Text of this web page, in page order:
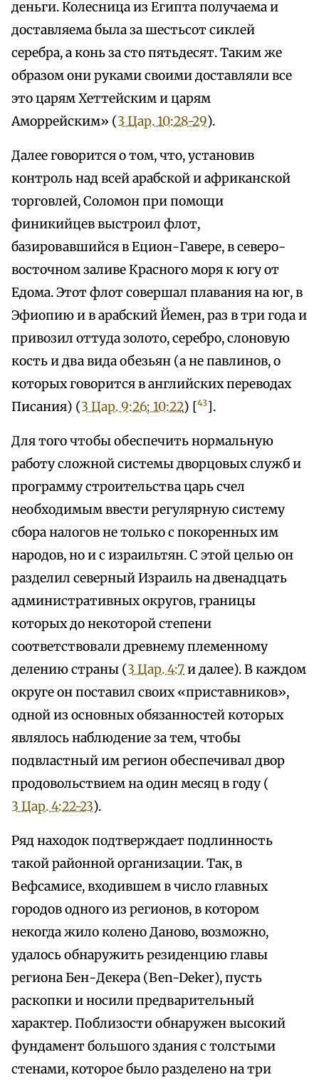
деньги. Колесница из Египта получаема и
доставляема была за шестьсот сиклей
серебра, а конь за сто пятьдесят. Таким же
образом они руками своими доставляли все
это царям Хеттейским и царям
Аморрейским» (3 Цар. 10:28-29).
Далее говорится о том, что, установив
контроль над всей арабской и африканской
торговлей, Соломон при помощи
финикийцев выстроил флот,
базировавшийся в Ецион-Гавере, в северо-
восточном заливе Красного моря к югу от
Едома. Этот флот совершал плавания на юг, в
Эфиопию и в арабский Йемен, раз в три года и
привозил оттуда золото, серебро, слоновую
кость и два вида обезьян (а не павлинов, о
которых говорится в английских переводах
Писания) (3 Цар. 9:26; 10:22) [43].
Для того чтобы обеспечить нормальную
работу сложной системы дворцовых служб и
программу строительства царь счел
необходимым ввести регулярную систему
сбора налогов не только с покоренных им
народов, но и с израильтян. С этой целью он
разделил северный Израиль на двенадцать
административных округов, границы
которых до некоторой степени
соответствовали древнему племенному
делению страны (3 Цар. 4:7и далее). В каждом
округе он поставил своих «приставников»,
одной из основных обязанностей которых
являлось наблюдение за тем, чтобы
подвластный им регион обеспечивал двор
продовольствием на один месяц в году (
3 Цар. 4:22-23).
Ряд находок подтверждает подлинность
такой районной организации. Так, в
Вефсамисе, входившем в число главных
городов одного из регионов, в котором
некогда жило колено Даново, возможно,
удалось обнаружить резиденцию главы
региона Бен-Декера (Ben-Deker), пусть
раскопки и носили предварительный
характер. Поблизости обнаружен высокий
фундамент большого здания с толстыми
стенами, которое было разделено на три